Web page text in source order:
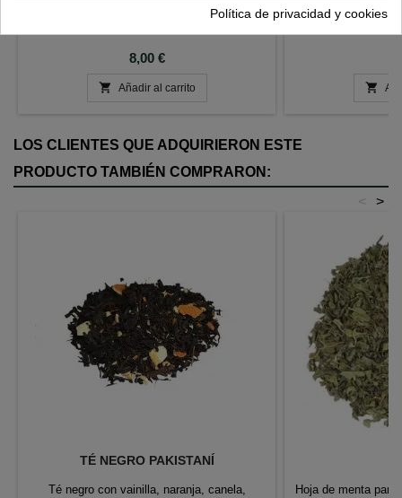
jengibre, cardamomo y pimienta.
Precio
8,00 €
 Añadir al carrito
bergamota. Cada

LOS CLIENTES QUE ADQUIRIERON ESTE
PRODUCTO TAMBIÉN COMPRARON:
>
<
TÉ NEGRO PAKISTANÍ
Té negro con vainilla, naranja, canela,
Hoja de menta
Política de privacidad y cookies